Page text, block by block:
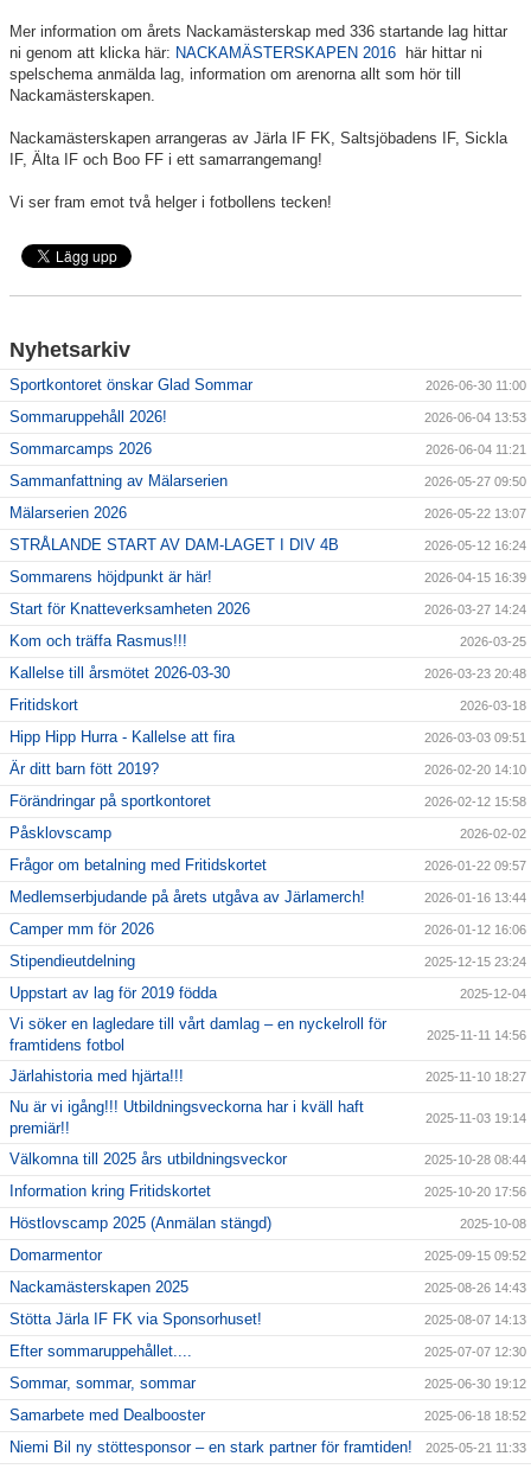
Mer information om årets Nackamästerskap med 336 startande lag hittar
ni genom att klicka här: NACKAMÄSTERSKAPEN 2016 här hittar ni
spelschema anmälda lag, information om arenorna allt som hör till
Nackamästerskapen.
Nackamästerskapen arrangeras av Järla IF FK, Saltsjöbadens IF, Sickla
IF, Älta IF och Boo FF i ett samarrangemang!
Vi ser fram emot två helger i fotbollens tecken!
Nyhetsarkiv
Sportkontoret önskar Glad Sommar 2026-06-30 11:00
Sommaruppehåll 2026! 2026-06-04 13:53
Sommarcamps 2026 2026-06-04 11:21
Sammanfattning av Mälarserien 2026-05-27 09:50
Mälarserien 2026 2026-05-22 13:07
STRÅLANDE START AV DAM-LAGET I DIV 4B 2026-05-12 16:24
Sommarens höjdpunkt är här! 2026-04-15 16:39
Start för Knatteverksamheten 2026 2026-03-27 14:24
Kom och träffa Rasmus!!! 2026-03-25
Kallelse till årsmötet 2026-03-30 2026-03-23 20:48
Fritidskort 2026-03-18
Hipp Hipp Hurra - Kallelse att fira 2026-03-03 09:51
Är ditt barn fött 2019? 2026-02-20 14:10
Förändringar på sportkontoret 2026-02-12 15:58
Påsklovscamp 2026-02-02
Frågor om betalning med Fritidskortet 2026-01-22 09:57
Medlemserbjudande på årets utgåva av Järlamerch! 2026-01-16 13:44
Camper mm för 2026 2026-01-12 16:06
Stipendieutdelning 2025-12-15 23:24
Uppstart av lag för 2019 födda 2025-12-04
Vi söker en lagledare till vårt damlag – en nyckelroll för
framtidens fotbol
2025-11-11 14:56
Järlahistoria med hjärta!!! 2025-11-10 18:27
Nu är vi igång!!! Utbildningsveckorna har i kväll haft
premiär!!
2025-11-03 19:14
Välkomna till 2025 års utbildningsveckor 2025-10-28 08:44
Information kring Fritidskortet 2025-10-20 17:56
Höstlovscamp 2025 (Anmälan stängd) 2025-10-08
Domarmentor 2025-09-15 09:52
Nackamästerskapen 2025 2025-08-26 14:43
Stötta Järla IF FK via Sponsorhuset! 2025-08-07 14:13
Efter sommaruppehållet.... 2025-07-07 12:30
Sommar, sommar, sommar 2025-06-30 19:12
Samarbete med Dealbooster 2025-06-18 18:52
Niemi Bil ny stöttesponsor – en stark partner för framtiden! 2025-05-21 11:33